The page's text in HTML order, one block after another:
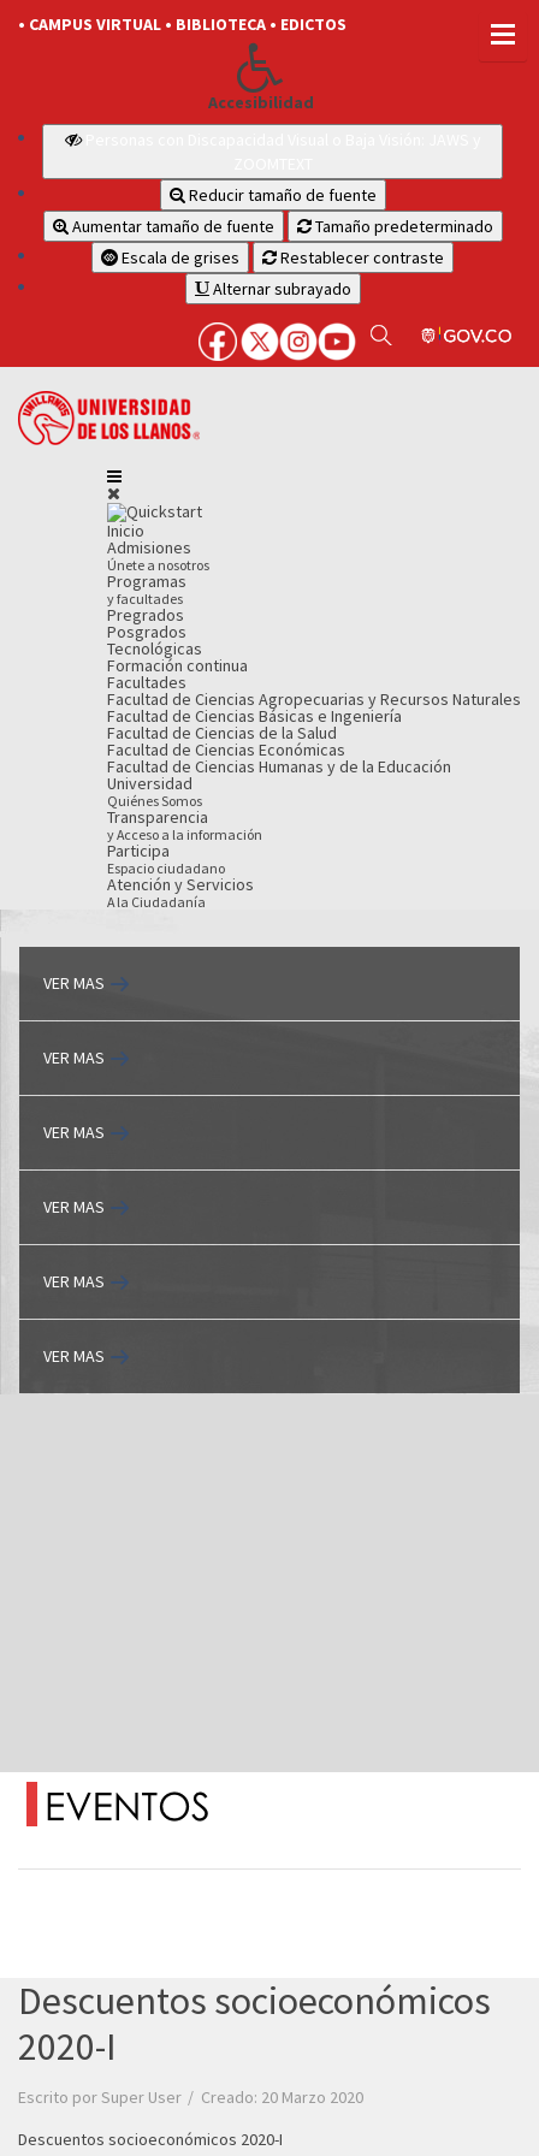
• CAMPUS VIRTUAL • BIBLIOTECA • EDICTOS
Accesibilidad
Reducir tamaño de fuente
Aumentar tamaño de fuente
Tamaño predeterminado
Escala de grises
Restablecer contraste
Alternar subrayado
Inicio
Admisiones
Únete a nosotros
Programas
y facultades
Pregrados
Posgrados
Tecnológicas
Formación continua
Facultades
Facultad de Ciencias Agropecuarias y Recursos Naturales
Facultad de Ciencias Básicas e Ingeniería
Facultad de Ciencias de la Salud
Facultad de Ciencias Económicas
Facultad de Ciencias Humanas y de la Educación
Universidad
Quiénes Somos
Transparencia
y Acceso a la información
Participa
Espacio ciudadano
Atención y Servicios
A la Ciudadanía
VER MAS
VER MAS
VER MAS
VER MAS
VER MAS
VER MAS
Descuentos socioeconómicos
2020-I
Escrito porSuper User
Creado: 20 Marzo 2020
Descuentos socioeconómicos 2020-I